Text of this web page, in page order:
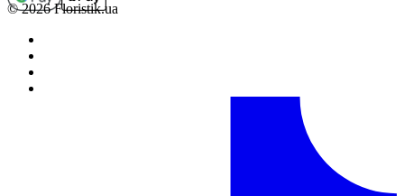
© 2026 Floristik.ua